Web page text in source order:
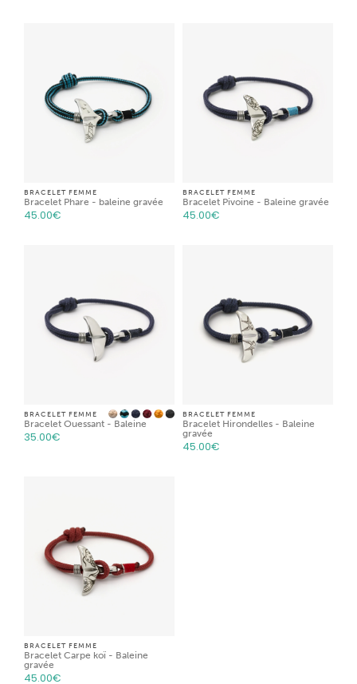
BRACELET FEMME
Bracelet Phare - baleine gravée
45.00€
BRACELET FEMME
Bracelet Pivoine - Baleine gravée
45.00€
BRACELET FEMME
Bracelet Ouessant - Baleine
35.00€
BRACELET FEMME
Bracelet Hirondelles - Baleine
gravée
45.00€
BRACELET FEMME
Bracelet Carpe koï - Baleine
gravée
45.00€